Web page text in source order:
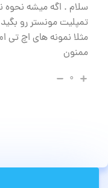
سلام . اگه میشه نحوه
تمپلیت مونستر رو
ممنون
۰